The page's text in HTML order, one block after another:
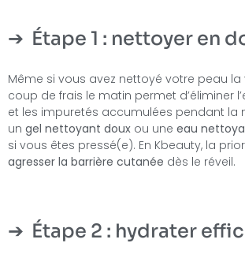
Étape 1 : nettoyer en
Même si vous avez nettoyé votre peau la
coup de frais le matin permet d’éliminer
et les impuretés accumulées pendant la
un gel nettoyant doux ou une eau
si vous êtes pressé(e). En Kbeauty, la
agresser la barrière cutanée dès le réveil.
Étape 2 : hydrater